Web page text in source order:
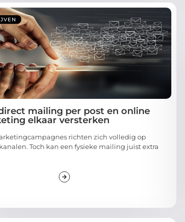
mailing per post en online
elkaar versterken
richten zich volledig op
Toch kan een fysieke mailing juist extra